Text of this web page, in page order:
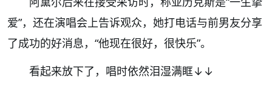
爱”，还在演唱会上告诉观众，她打电话与前男友分享
了成功的好消息，“他现在很好，很快乐”。
看起来放下了，唱时依然泪湿满眶↓↓